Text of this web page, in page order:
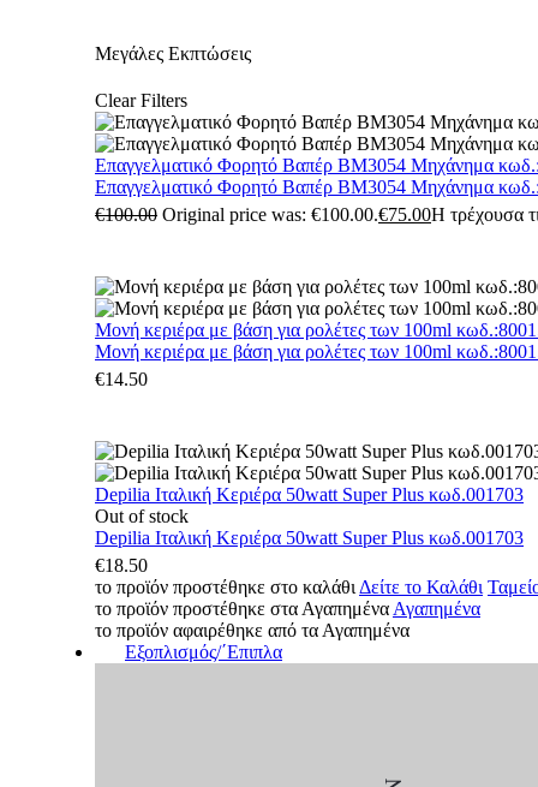
Μεγάλες Εκπτώσεις
Clear Filters
Επαγγελματικό Φορητό Βαπέρ BM3054 Μηχάνημα
Επαγγελματικό Φορητό Βαπέρ BM3054 Μηχάνημα
€100.00 Original price was: €100.00.€75.00Η τρέχουσα
Μονή κεριέρα με βάση για ρολέτες των 100ml
Μονή κεριέρα με βάση για ρολέτες των 100ml
€14.50
Depilia Ιταλική Κεριέρα 50watt Super Plus κωδ.001703
Out of stock
Depilia Ιταλική Κεριέρα 50watt Super Plus κωδ.001703
€18.50
το προϊόν προστέθηκε στο καλάθι Δείτε το Καλάθι
το προϊόν προστέθηκε στα Αγαπημένα Αγαπημένα
το προϊόν αφαιρέθηκε από τα Αγαπημένα
Εξοπλισμός/΄Επιπλα